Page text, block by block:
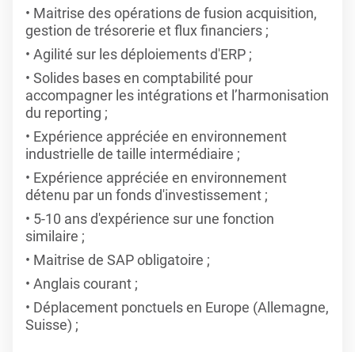
Maitrise des opérations de fusion acquisition,
gestion de trésorerie et flux financiers ;
Agilité sur les déploiements d'ERP ;
Solides bases en comptabilité pour
accompagner les intégrations et l’harmonisation
du reporting ;
Expérience appréciée en environnement
industrielle de taille intermédiaire ;
Expérience appréciée en environnement
détenu par un fonds d'investissement ;
5-10 ans d'expérience sur une fonction
similaire ;
Maitrise de SAP obligatoire ;
Anglais courant ;
Déplacement ponctuels en Europe (Allemagne,
Suisse) ;